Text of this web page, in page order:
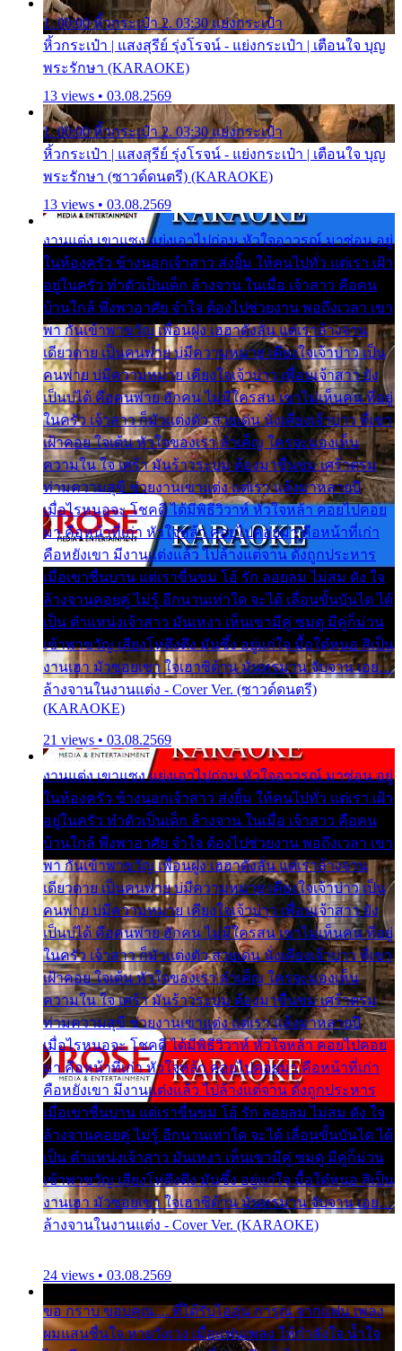
1. 00:00 หิ้วกระเป๋า 2. 03:30 แย่งกระเป๋า
หิ้วกระเป๋า | แสงสุรีย์ รุ่งโรจน์ - แย่งกระเป๋า | เตือนใจ บุญ
พระรักษา (KARAOKE)
13 views • 03.08.2569
1. 00:00 หิ้วกระเป๋า 2. 03:30 แย่งกระเป๋า
หิ้วกระเป๋า | แสงสุรีย์ รุ่งโรจน์ - แย่งกระเป๋า | เตือนใจ บุญ
พระรักษา (ซาวด์ดนตรี) (KARAOKE)
13 views • 03.08.2569
งานแต่ง เขาแซง แย่งเอาไปก่อน หัวใจอาวรณ์ มาซ่อน อยู่
ในห้องครัว ข้างนอกเจ้าสาว ส่งยิ้ม ให้คนไปทั่ว แต่เรา เฝ้า
อยู่ในครัว ทำตัวเป็นเด็ก ล้างจาน ในเมื่อ เจ้าสาว คือคน
บ้านใกล้ พึ่งพาอาศัย จำใจ ต้องไปช่วยงาน พอถึงเวลา เขา
พา กันเข้าพาขวัญ เพื่อนฝูง เฮฮาดังลั่น แต่เราล้างจาน
เดียวดาย เป็นคนพ่าย บ่มีความหมาย เคียงใจเจ้าบ่าว เป็น
คนพ่าย บ่มีความหมาย เคียงใจเจ้าบ่าว เพื่อนเจ้าสาว ยัง
เป็นบ่ได้ คือคนพ่าย ฮักคน ไม่มีใครสน เขาไม่เห็นคน ที่อยู่
ในครัว เจ้าสาว ก็มัวแต่งตัว สวยเด่น นั่งเคียงเจ้าบ่าว ที่เขา
เฝ้าคอย ใจเต้น หัวใจของเรา ลำเค็ญ ใครจะมองเห็น
ความใน ใจ เศร้า มันร้าวระบม ต้องมาขื่นขม เศร้าตรม
ท่ามความสุขี ช่วยงานเขาแต่ง แต่เรา แล้งมาหลายปี
เมื่อไรหนอจะ โชคดี ได้มีพิธีวิวาห์ หัวใจหล้า คอยไปคอย
มา คือหน้าที่เก่า หัวใจหล้า คอยไปคอยมา คือหน้าที่เก่า
คือหยังเขา มีงานแต่งแล้ว ไปล้างแต่จาน ดั่งถูกประหาร
เมื่อเขาชื่นบาน แต่เราขื่นขม โอ้ รัก ลอยลม ไม่สม ดัง ใจ
ล้างจานคอยคู่ ไม่รู้ อีกนานเท่าใด จะได้ เลื่อนขั้นบันได ได้
เป็น ตำแหน่งเจ้าสาว มันเหงา เห็นเขามีคู่ ซมดู มีคู่ก็ม่วน
เข้าพาขวัญ เสียงโห่ตึงตึง มันซึ้ง อยู่แก่ใจ มื้อใด๋หนอ สิเป็น
งานเฮา มัวซอยเขา ใจเฮาซิด้าน มันทรมาน จับจาน เอย…
ล้างจานในงานแต่ง - Cover Ver. (ซาวด์ดนตรี)
(KARAOKE)
21 views • 03.08.2569
งานแต่ง เขาแซง แย่งเอาไปก่อน หัวใจอาวรณ์ มาซ่อน อยู่
ในห้องครัว ข้างนอกเจ้าสาว ส่งยิ้ม ให้คนไปทั่ว แต่เรา เฝ้า
อยู่ในครัว ทำตัวเป็นเด็ก ล้างจาน ในเมื่อ เจ้าสาว คือคน
บ้านใกล้ พึ่งพาอาศัย จำใจ ต้องไปช่วยงาน พอถึงเวลา เขา
พา กันเข้าพาขวัญ เพื่อนฝูง เฮฮาดังลั่น แต่เราล้างจาน
เดียวดาย เป็นคนพ่าย บ่มีความหมาย เคียงใจเจ้าบ่าว เป็น
คนพ่าย บ่มีความหมาย เคียงใจเจ้าบ่าว เพื่อนเจ้าสาว ยัง
เป็นบ่ได้ คือคนพ่าย ฮักคน ไม่มีใครสน เขาไม่เห็นคน ที่อยู่
ในครัว เจ้าสาว ก็มัวแต่งตัว สวยเด่น นั่งเคียงเจ้าบ่าว ที่เขา
เฝ้าคอย ใจเต้น หัวใจของเรา ลำเค็ญ ใครจะมองเห็น
ความใน ใจ เศร้า มันร้าวระบม ต้องมาขื่นขม เศร้าตรม
ท่ามความสุขี ช่วยงานเขาแต่ง แต่เรา แล้งมาหลายปี
เมื่อไรหนอจะ โชคดี ได้มีพิธีวิวาห์ หัวใจหล้า คอยไปคอย
มา คือหน้าที่เก่า หัวใจหล้า คอยไปคอยมา คือหน้าที่เก่า
คือหยังเขา มีงานแต่งแล้ว ไปล้างแต่จาน ดั่งถูกประหาร
เมื่อเขาชื่นบาน แต่เราขื่นขม โอ้ รัก ลอยลม ไม่สม ดัง ใจ
ล้างจานคอยคู่ ไม่รู้ อีกนานเท่าใด จะได้ เลื่อนขั้นบันได ได้
เป็น ตำแหน่งเจ้าสาว มันเหงา เห็นเขามีคู่ ซมดู มีคู่ก็ม่วน
เข้าพาขวัญ เสียงโห่ตึงตึง มันซึ้ง อยู่แก่ใจ มื้อใด๋หนอ สิเป็น
งานเฮา มัวซอยเขา ใจเฮาซิด้าน มันทรมาน จับจาน เอย…
ล้างจานในงานแต่ง - Cover Ver. (KARAOKE)
24 views • 03.08.2569
ขอ กราบ ขอบคุณ.... ที่ได้รับไออุ่น การุณ จากแฟน เพลง
ผมแสนชื่นใจ หายวังเวง เมื่อแฟนเพลง ให้กำลังใจ น้ำใจ